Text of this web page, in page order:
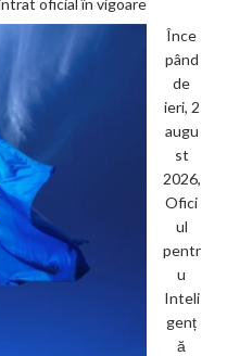
Înce
pând
de
ieri, 2
augu
st
2026,
Ofici
ul
pentr
u
Inteli
genț
ă